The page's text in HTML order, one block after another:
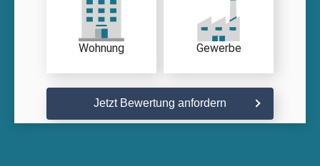
Wohnung Gewerbe
Jetzt Bewertung anfordern